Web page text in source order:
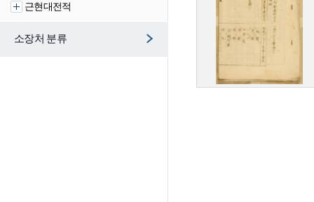
근현대전적
소장처 분류